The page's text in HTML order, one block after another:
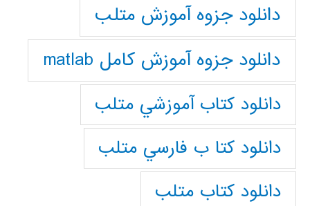
دانلود جزوه آموزش متلب
دانلود جزوه آموزش کامل matlab
دانلود كتاب آموزشي متلب
دانلود كتا ب فارسي متلب
دانلود كتاب متلب